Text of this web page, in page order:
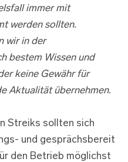
immer mit
werden sollten.
wir in der
bestem Wissen und
keine Gewähr für
Aktualität übernehmen.
Streiks sollten sich
und gesprächsbereit
den Betrieb möglichst